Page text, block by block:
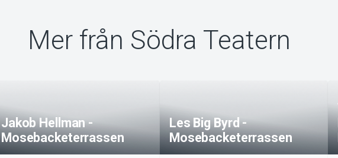
Mer från Södra Teatern
Jakob Hellman -
Mosebacketerrassen
Les Big Byrd -
Mosebacketerrassen